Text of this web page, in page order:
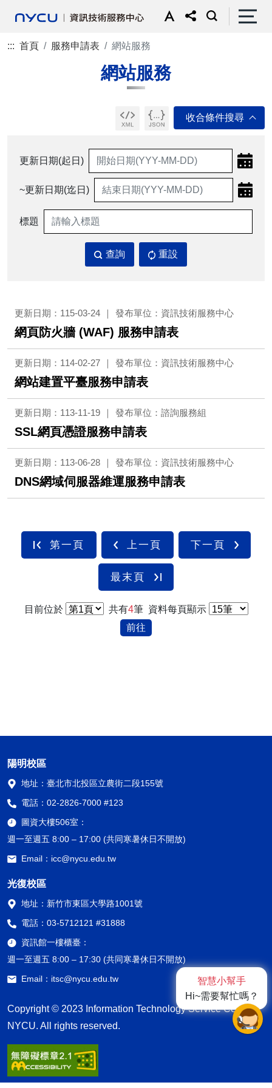
::: 首頁 服務申請表 網站服務
網站服務
更新日期(起日)
~更新日期(迄日)
標題
查詢 重設
更新日期：115-03-24 發布單位：資訊技術服務中心
網頁防火牆 (WAF) 服務申請表
更新日期：114-02-27 發布單位：資訊技術服務中心
網站建置平臺服務申請表
更新日期：113-11-19 發布單位：諮詢服務組
SSL網頁憑證服務申請表
更新日期：113-06-28 發布單位：資訊技術服務中心
DNS網域伺服器維運服務申請表
第一頁 上一頁 下一頁
最末頁
目前位於 共有4筆 資料每頁顯示
前往
陽明校區
地址： 臺北市北投區立農街二段155號
電話： 02-2826-7000 #123
圖資大樓506室：
週一至週五 8:00 – 17:00 (共同寒暑休日不開放)
Email： icc@nycu.edu.tw
光復校區
地址： 新竹市東區大學路1001號
電話： 03-5712121 #31888
資訊館一樓櫃臺：
週一至週五 8:00 – 17:30 (共同寒暑休日不開放)
Email： itsc@nycu.edu.tw
Copyright © 2023 Information Technology Service Center,
NYCU. All rights reserved.
智慧小幫手
Hi~需要幫忙嗎？